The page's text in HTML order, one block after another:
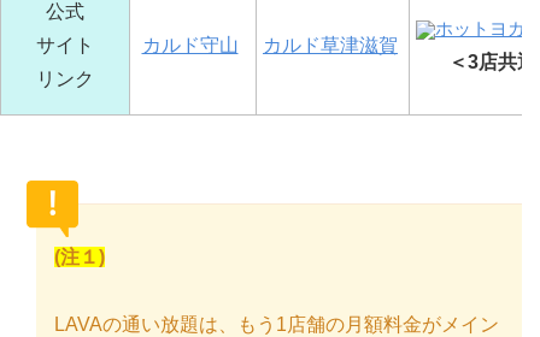
公式
サイト
リンク
カルド守山 カルド草津滋賀
ホットヨガ
＜3店共
(注１)
LAVAの通い放題は、もう1店舗の月額料金がメイン